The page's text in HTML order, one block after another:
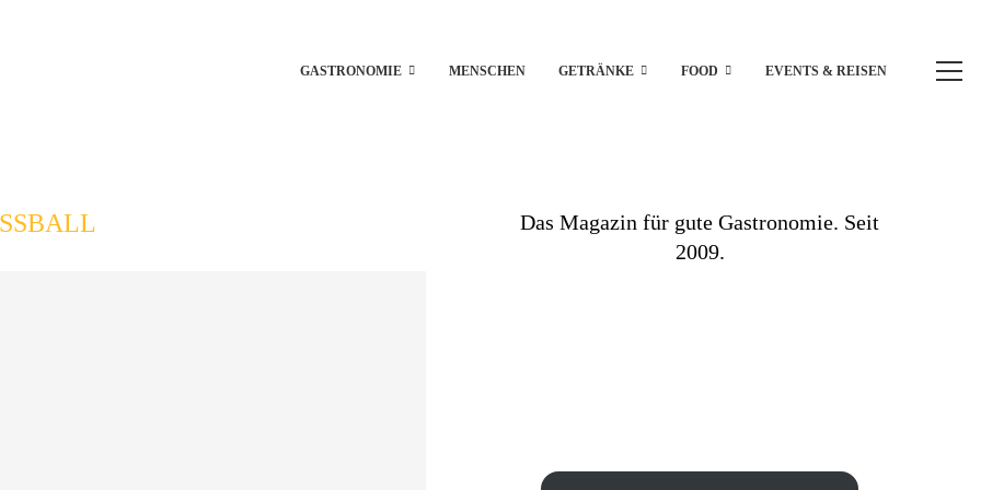
GASTRONOMIE MENSCHEN GETRÄNKE FOOD EVENTS & REISEN
Das Magazin für gute Gastronomie. Seit
2009.